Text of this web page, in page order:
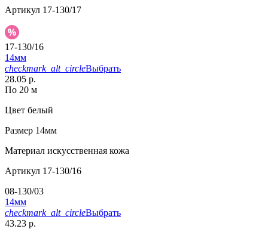
Артикул 17-130/17
17-130/16
14мм
checkmark_alt_circleВыбрать
28.05 р.
По 20 м
Цвет белый
Размер 14мм
Материал искусственная кожа
Артикул 17-130/16
08-130/03
14мм
checkmark_alt_circleВыбрать
43.23 р.